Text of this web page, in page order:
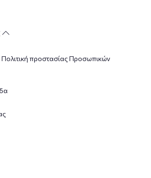
Πολιτική προστασίας Προσωπικών